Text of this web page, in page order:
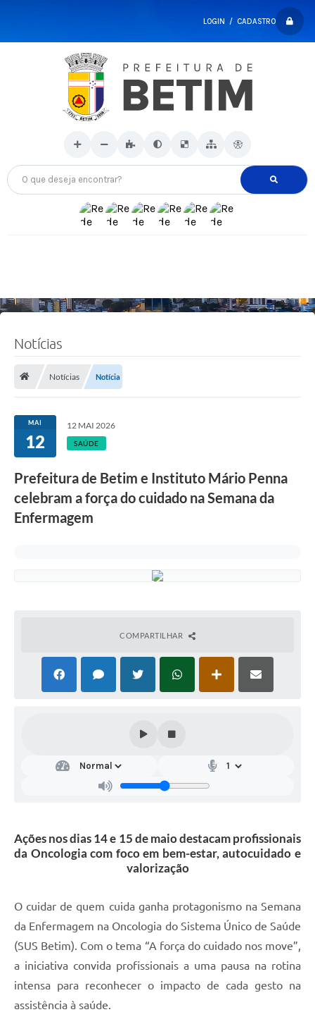
LOGIN / CADASTRO
O que deseja encontrar?
Notícias
Notícias Notícia
MAI
12
12 MAI 2026
SAÚDE
Prefeitura de Betim e Instituto Mário Penna
celebram a força do cuidado na Semana da
Enfermagem
COMPARTILHAR
Ações nos dias 14 e 15 de maio destacam profissionais
da Oncologia com foco em bem-estar, autocuidado e
valorização
O cuidar de quem cuida ganha protagonismo na Semana
da Enfermagem na Oncologia do Sistema Único de Saúde
(SUS Betim). Com o tema “A força do cuidado nos move”,
a iniciativa convida profissionais a uma pausa na rotina
intensa para reconhecer o impacto de cada gesto na
assistência à saúde.